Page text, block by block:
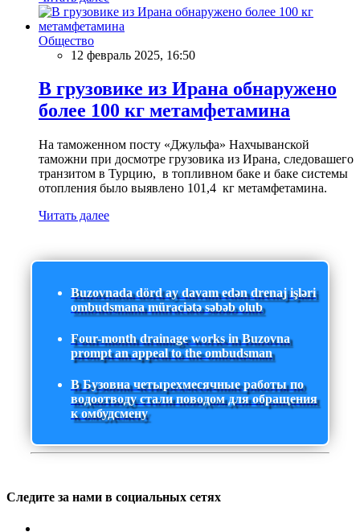
Общество
12 февраль 2025, 16:50
В грузовике из Ирана обнаружено
более 100 кг метамфетамина
На таможенном посту «Джульфа» Нахчыванской
таможни при досмотре грузовика из Ирана, следовашего
транзитом в Турцию, в топливном баке и баке системы
отопления было выявлено 101,4 кг метамфетамина.
Читать далее
Buzovnada dörd ay davam edən drenaj işləri
ombudsmana müraciətə səbəb olub
Four-month drainage works in Buzovna
prompt an appeal to the ombudsman
В Бузовна четырехмесячные работы по
водоотводу стали поводом для обращения
к омбудсмену
Следите за нами в социальных сетях